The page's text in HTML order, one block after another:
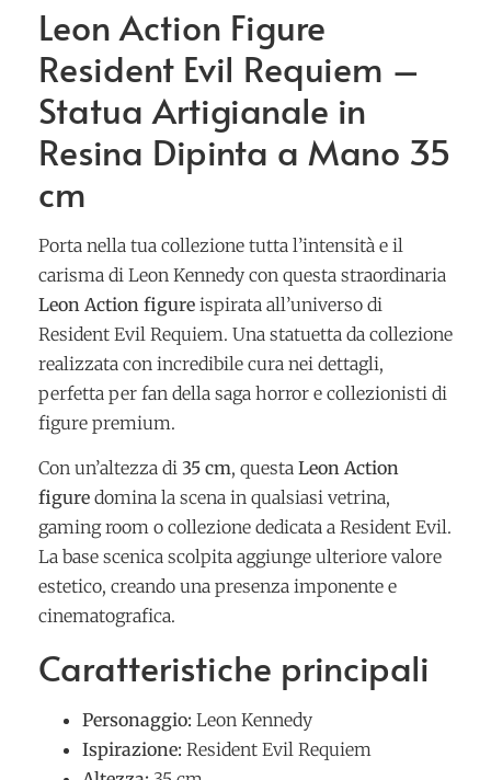
Leon Action Figure
Resident Evil Requiem –
Statua Artigianale in
Resina Dipinta a Mano 35
cm
Porta nella tua collezione tutta l’intensità e il
carisma di Leon Kennedy con questa straordinaria
Leon Action figure ispirata all’universo di
Resident Evil Requiem. Una statuetta da collezione
realizzata con incredibile cura nei dettagli,
perfetta per fan della saga horror e collezionisti di
figure premium.
Con un’altezza di 35 cm, questa Leon Action
figure domina la scena in qualsiasi vetrina,
gaming room o collezione dedicata a Resident Evil.
La base scenica scolpita aggiunge ulteriore valore
estetico, creando una presenza imponente e
cinematografica.
Caratteristiche principali
Personaggio: Leon Kennedy
Ispirazione: Resident Evil Requiem